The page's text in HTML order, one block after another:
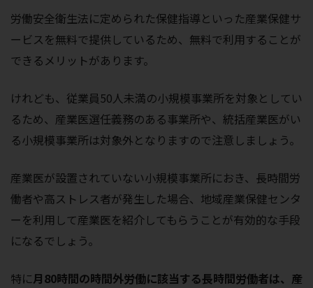
労働安全衛生法に定められた保健指導といった産業保健サ
ービスを無料で提供しているため、無料で利用することが
できるメリットがあります。
けれども、従業員50人未満の小規模事業所を対象としてい
るため、産業医選任義務のある事業所や、統括産業医がい
る小規模事業所は対象外となりますので注意しましょう。
産業医が設置されていない小規模事業所におき、長時間労
働者や高ストレス者が発生した場合、地域産業保健センタ
ーを利用して産業医を紹介してもらうことが有効的な手段
になるでしょう。
特に月80時間の時間外労働に該当する長時間労働者は、産